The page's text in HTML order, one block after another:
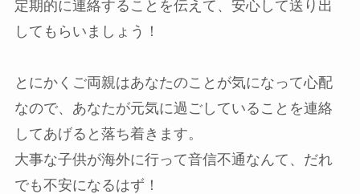
定期的に連絡することを伝えて、安心して送り出
してもらいましょう！
とにかくご両親はあなたのことが気になって心配
なので、 あなたが元気に過ごしていることを連絡
してあげると落ち着きます。
大事な子供が海外に行って音信不通なんて、だれ
でも不安になるはず！